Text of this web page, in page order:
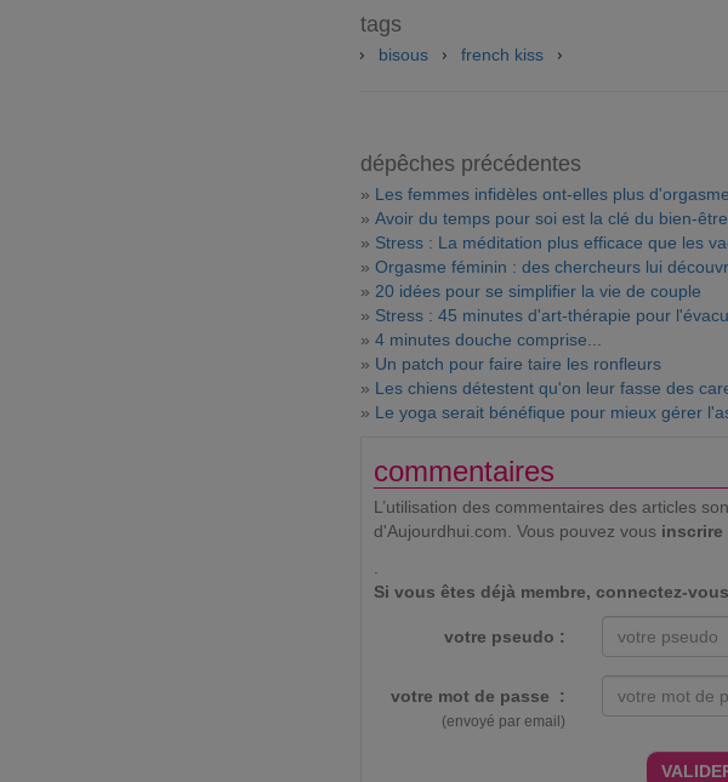
tags
bisous french kiss
dépêches précédentes
» Les femmes infidèles ont-elles plus
» Avoir du temps pour soi est la clé du bien-être
» Stress : La méditation plus efficace que les
» Orgasme féminin : des chercheurs lui
» 20 idées pour se simplifier la vie de couple
» Stress : 45 minutes d'art-thérapie pour
» 4 minutes douche comprise...
» Un patch pour faire taire les ronfleurs
» Les chiens détestent qu'on leur fasse des
» Le yoga serait bénéfique pour mieux gérer
commentaires
L’utilisation des commentaires des articles
d'Aujourdhui.com. Vous pouvez vous inscrire
Si vous êtes déjà membre, connectez-
votre pseudo :
votre mot de passe :
(envoyé par email)